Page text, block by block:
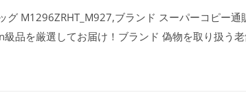
M1296ZRHT_M927,ブランド スーパーコピー
品を厳選してお届け！ブランド 偽物を取り扱う